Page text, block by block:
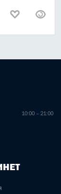
10:00 – 21:00